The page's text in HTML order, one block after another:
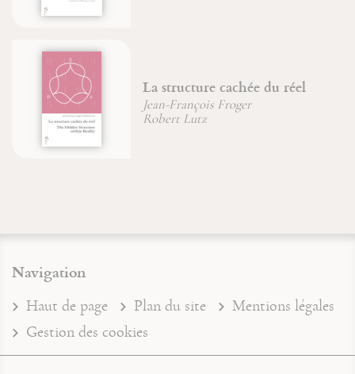
cachée du réel
François Froger
Navigation
Haut de page Plan du site
Mentions légales
Gestion des cookies